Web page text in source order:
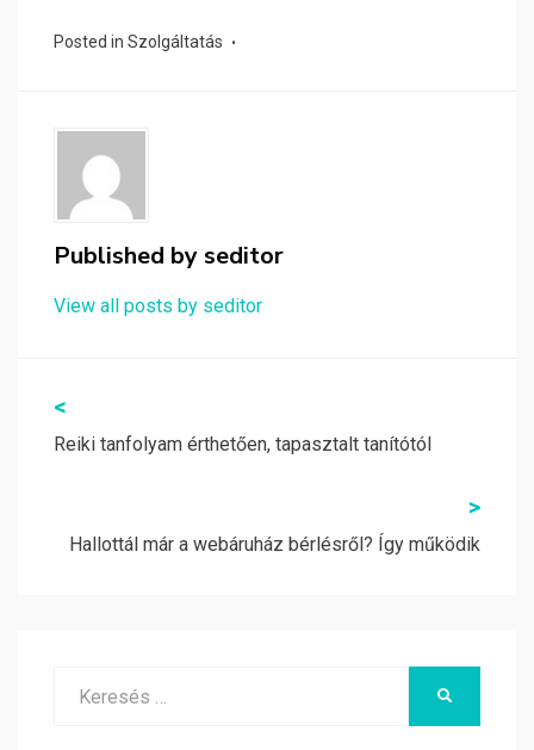
Posted in Szolgáltatás
Published byseditor
View all posts by seditor
Bejegyzés
navigáció
<
Reiki tanfolyam érthetően, tapasztalt tanítótól
>
Hallottál már a webáruház bérlésről? Így működik